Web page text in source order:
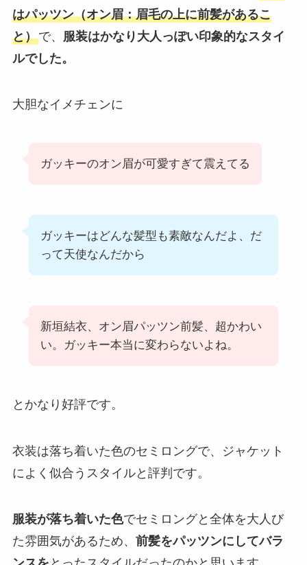
はパッツン（オン眉：眉毛の上に前髪があるこ
と）で、
服装はかなり大人っぽい印象的なスタイ
ルでした。
大胆なイメチェンに
ガッキーのオン眉が可愛すぎて震えてる
ガッキーはどんな髪型も素敵なんだよ、だ
って天使なんだから
新垣結衣、オン眉パッツン前髪、超かわい
い。ガッキー本当に変わらないよね。
とかなり好評です。
衣装は落ち着いた色のセミロングで、ジャケット
によく似合うスタイルと評判です。
服装が落ち着いた色でセミロングと全体を大人び
た雰囲気があるため、 前髪をパッツンにしてバラ